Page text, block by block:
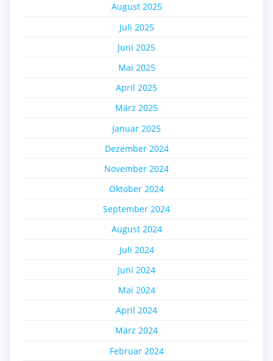
August 2025
Juli 2025
Juni 2025
Mai 2025
April 2025
März 2025
Januar 2025
Dezember 2024
November 2024
Oktober 2024
September 2024
August 2024
Juli 2024
Juni 2024
Mai 2024
April 2024
März 2024
Februar 2024